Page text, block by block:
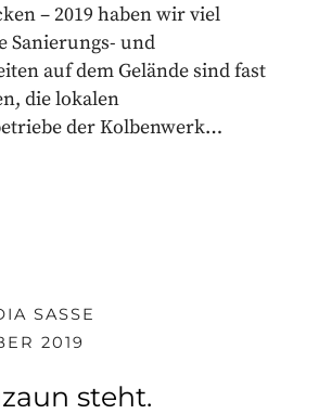
– 2019 haben wir viel
Sanierungs- und
auf dem Gelände sind fast
die lokalen
der Kolbenwerk…
SASSE
2019
steht.